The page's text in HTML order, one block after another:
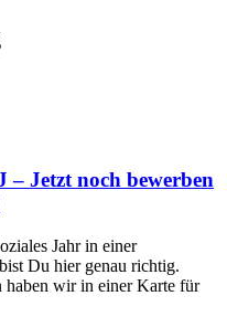
– Jetzt noch bewerben
Jahr in einer
Du hier genau richtig.
haben wir in einer Karte für